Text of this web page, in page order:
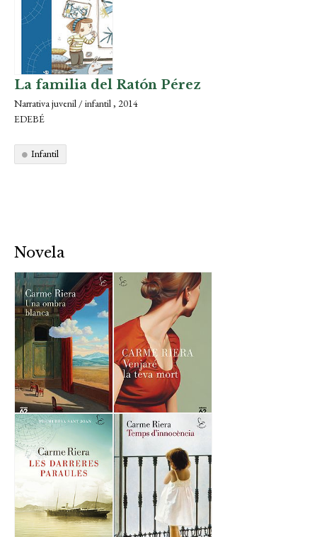
La familia del Ratón Pérez
Narrativa juvenil / infantil , 2014
EDEBÉ
Infantil
Novela